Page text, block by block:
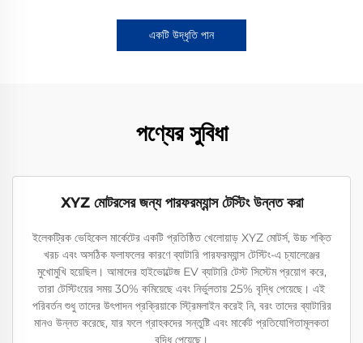
একটি উদ্ধৃতি পান
পণ্যের সুবিধা
XYZ মোটরসের জন্য পারফরম্যান্স টেস্টিং উন্নত করা
ইলেকট্রিক ভেহিকেল মার্কেটের একটি প্রতিষ্ঠিত খেলোয়াড় XYZ মোটর্স, উচ্চ শক্তি
খরচ এবং অসঠিক ফলাফলের কারণে ব্যাটারি পারফরম্যান্স টেস্টিং-এ চ্যালেঞ্জের
মুখোমুখি হয়েছিল। আমাদের হাইভোল্টেজ EV ব্যাটারি টেস্ট সিস্টেম প্রয়োগ করে,
তারা টেস্টিংয়ের সময় 30% কমিয়েছে এবং নির্ভুলতায় 25% বৃদ্ধি পেয়েছে। এই
পরিবর্তন শুধু তাদের উৎপাদন প্রক্রিয়াকে স্ট্রিমলাইন করেই নি, বরং তাদের ব্যাটারির
মানও উন্নত করেছে, যার ফলে গ্রাহকদের সন্তুষ্টি এবং মার্কেট প্রতিযোগিতামূলকতা
বৃদ্ধি পেয়েছে।